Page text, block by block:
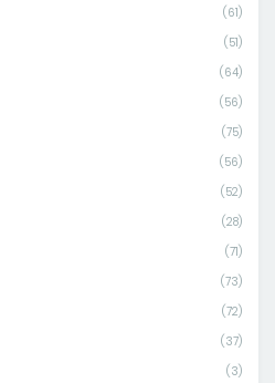
(61)
(51)
(64)
(56)
(75)
(56)
(52)
(28)
(71)
(73)
(72)
(37)
(3)